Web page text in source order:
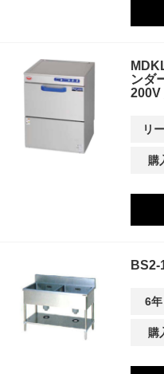
ンダ
200V
リ
購
BS2-
6
購